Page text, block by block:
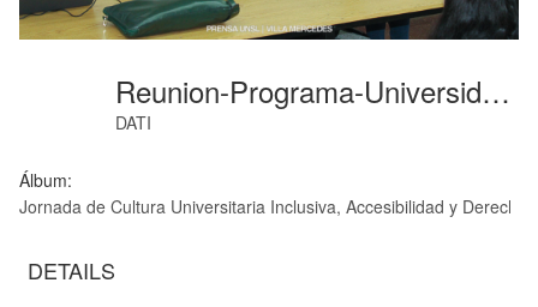
Reunion-Programa-Universidad-Discapacidad
DATI
Álbum:
Jornada de Cultura Universitaria Inclusiva, Accesibilidad y
DETAILS